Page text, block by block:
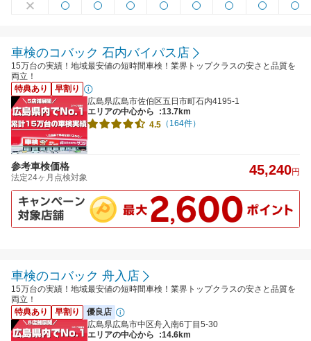
車検のコバック 石内バイパス店
15万台の実績！地域最安値の短時間車検！業界トップクラスの安さと品質を
両立！
特典あり
早割り
広島県広島市佐伯区五日市町石内4195-1
エリアの中心から
:13.7km
4.5 （164件）
参考車検価格
法定24ヶ月点検対象 45,240円
車検のコバック 舟入店
15万台の実績！地域最安値の短時間車検！業界トップクラスの安さと品質を
両立！
特典あり
早割り
優良店
広島県広島市中区舟入南6丁目5-30
エリアの中心から
:14.6km